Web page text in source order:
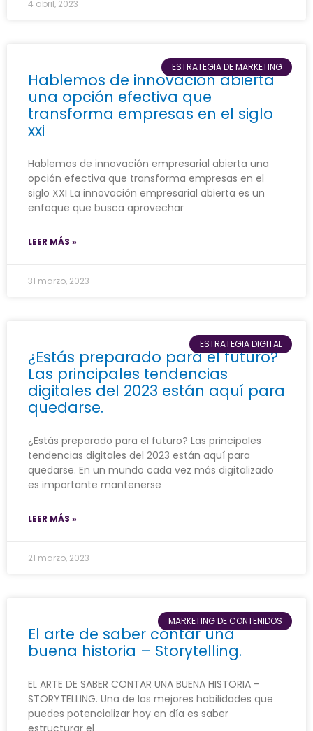
4 abril, 2023
ESTRATEGIA DE MARKETING
Hablemos de innovación abierta
una opción efectiva que
transforma empresas en el siglo
xxi
Hablemos de innovación empresarial abierta una
opción efectiva que transforma empresas en el
siglo XXI La innovación empresarial abierta es un
enfoque que busca aprovechar
LEER MÁS »
31 marzo, 2023
ESTRATEGIA DIGITAL
¿Estás preparado para el futuro?
Las principales tendencias
digitales del 2023 están aquí para
quedarse.
¿Estás preparado para el futuro? Las principales
tendencias digitales del 2023 están aquí para
quedarse. En un mundo cada vez más digitalizado
es importante mantenerse
LEER MÁS »
21 marzo, 2023
MARKETING DE CONTENIDOS
El arte de saber contar una
buena historia – Storytelling.
EL ARTE DE SABER CONTAR UNA BUENA HISTORIA –
STORYTELLING. Una de las mejores habilidades que
puedes potencializar hoy en día es saber
estructurar el